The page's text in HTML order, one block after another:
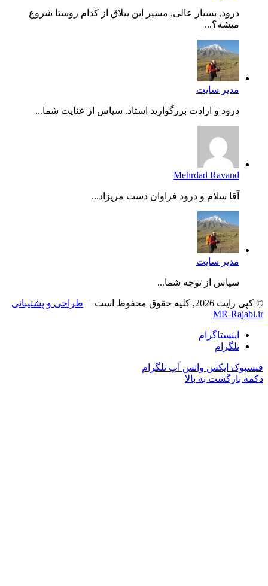
درود, بسیار عالی, مسیر این ییلاق از کدام روستا شروع
میشه؟...
مدیر سایت
درود و ارادت بزرگوارید استاد. سپاس از عنایت شما...
Mehrdad Ravand
آقا سلام و درود فراوان دست مریزاد...
مدیر سایت
سپاس از توجه شما...
© کپی رایت 2026, کلیه حقوق محفوظ است |
طراحی و پشتیبانی
MR-Rajabi.ir
اینستاگرام
تلگرام
فیسبوک ایکس واتس آپ تلگرام
دکمه بازگشت به بالا